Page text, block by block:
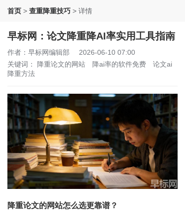
首页 > 查重降重技巧 > 详情
早标网：论文降重降AI率实用工具指南
作者：早标网编辑部
2026-06-10 07:00
关键词：
降重论文的网站 降ai率的软件免费
论文ai
降重方法
降重论文的网站怎么选更靠谱？